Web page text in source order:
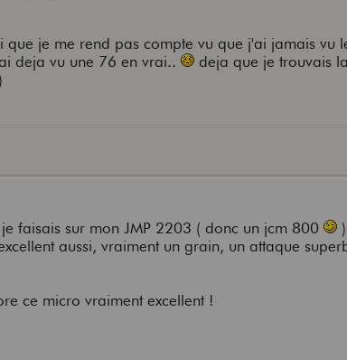
je me rend pas compte vu que j'ai jamais vu
deja vu une 76 en vrai..
deja que je trouvais
faisais sur mon JMP 2203 ( donc un jcm 800
)
aussi, vraiment un grain, un attaque
ce micro vraiment excellent !